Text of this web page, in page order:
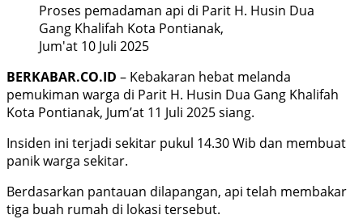
Proses pemadaman api di Parit H. Husin Dua
Gang Khalifah Kota Pontianak,
Jum'at 10 Juli 2025
BERKABAR.CO.ID – Kebakaran hebat melanda
pemukiman warga di Parit H. Husin Dua Gang Khalifah
Kota Pontianak, Jum’at 11 Juli 2025 siang.
Insiden ini terjadi sekitar pukul 14.30 Wib dan membuat
panik warga sekitar.
Berdasarkan pantauan dilapangan, api telah membakar
tiga buah rumah di lokasi tersebut.